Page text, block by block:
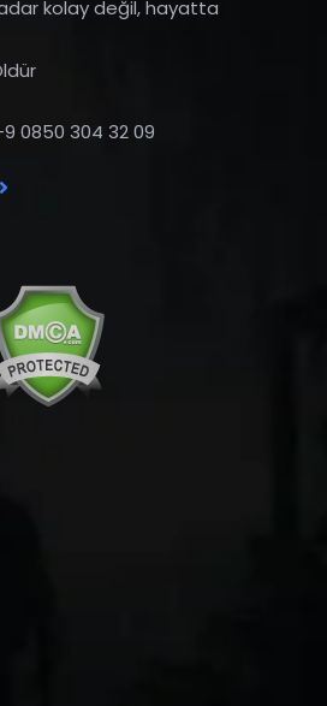
kolay değil, hayatta
0850 304 32 09